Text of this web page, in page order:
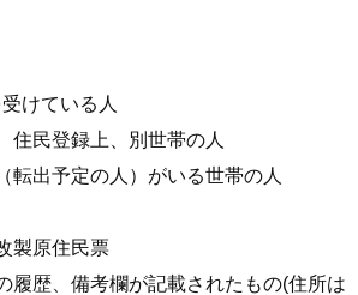
けている人
住民登録上、別世帯の人
転出予定の人）がいる世帯の人
製原住民票
履歴、備考欄が記載されたもの(住所は